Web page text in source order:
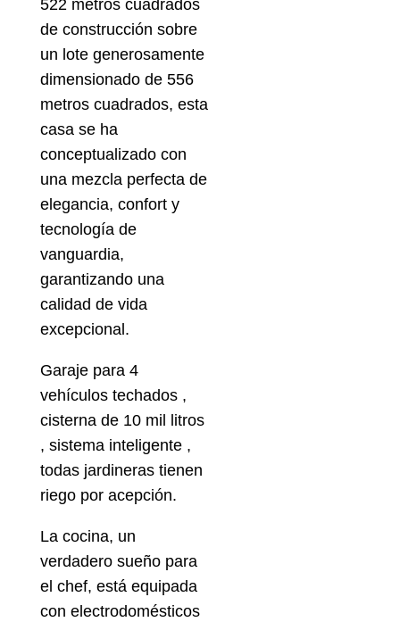
522 metros cuadrados
de construcción sobre
un lote generosamente
dimensionado de 556
metros cuadrados, esta
casa se ha
conceptualizado con
una mezcla perfecta de
elegancia, confort y
tecnología de
vanguardia,
garantizando una
calidad de vida
excepcional.
Garaje para 4
vehículos techados ,
cisterna de 10 mil litros
, sistema inteligente ,
todas jardineras tienen
riego por acepción.
La cocina, un
verdadero sueño para
el chef, está equipada
con electrodomésticos